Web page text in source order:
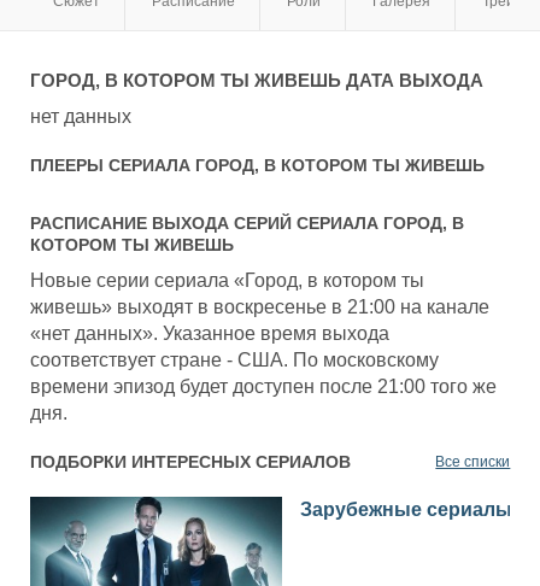
ГОРОД, В КОТОРОМ ТЫ ЖИВЕШЬДАТА ВЫХОДА
нет данных
ПЛЕЕРЫ СЕРИАЛА ГОРОД, В КОТОРОМ ТЫ ЖИВЕШЬ
РАСПИСАНИЕ ВЫХОДА СЕРИЙ СЕРИАЛА ГОРОД, В
КОТОРОМ ТЫ ЖИВЕШЬ
Новые серии сериала «Город, в котором ты
живешь» выходят в воскресенье в 21:00 на канале
«нет данных». Указанное время выхода
соответствует стране - США. По московскому
времени эпизод будет доступен после 21:00 того же
дня.
ПОДБОРКИ ИНТЕРЕСНЫХ СЕРИАЛОВ Все списки
Зарубежные сериалы